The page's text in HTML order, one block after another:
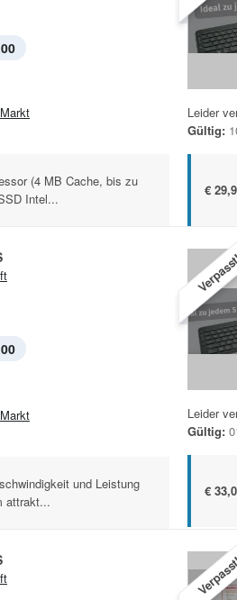
(4 MB Cache, bis zu
Intel...
Leider
Gültig:
€
und Leistung
attrakt...
Leider
Gültig:
€